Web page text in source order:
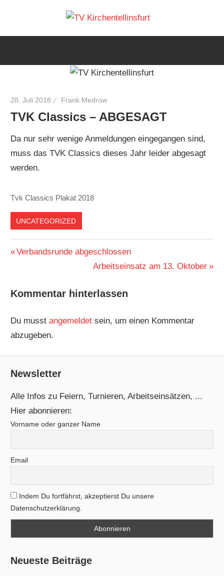
springen
28. Juli 2018 Frank Medrow
TVK Classics – ABGESAGT
Da nur sehr wenige Anmeldungen eingegangen sind,
muss das TVK Classics dieses Jahr leider abgesagt
werden.
Tvk Classics Plakat 2018
UNCATEGORIZED
Beitragsnavigation
Vorheriger
Verbandsrunde abgeschlossen
Nächster
Arbeitseinsatz am 13. Oktober
Kommentar hinterlassen
Du musstangemeldet sein, um einen Kommentar
abzugeben.
Newsletter
Alle Infos zu Feiern, Turnieren, Arbeitseinsätzen, ...
Hier abonnieren:
Vorname oder ganzer Name
Email
Indem Du fortfährst, akzeptierst Du unsere
Datenschutzerklärung.
Neueste Beiträge